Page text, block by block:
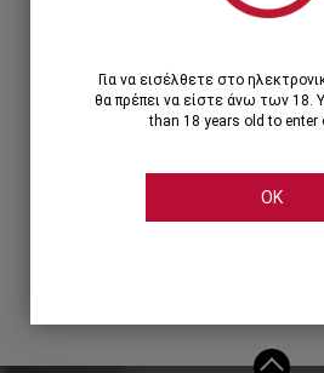
ΣΥΝΔΕΣΗ ΜΕ ...
Για να εισέλθετε στο
θα πρέπει να είστε άνω των 18.
than 18 years old to enter
OK